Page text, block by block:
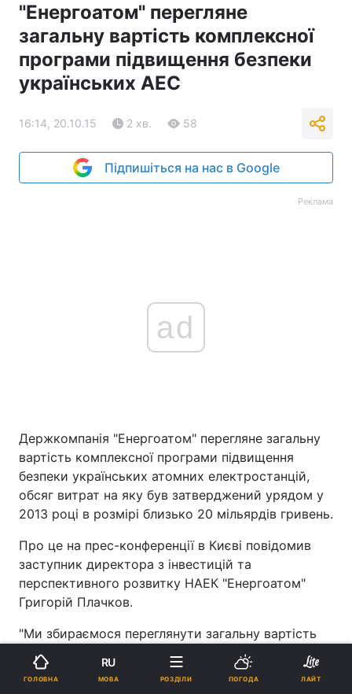
"Енергоатом" перегляне
загальну вартість комплексної
програми підвищення безпеки
українських АЕС
16:14, 20.10.15 2 хв. 58
Підпишіться на нас в Google
Реклама
ad
Держкомпанія "Енергоатом" перегляне загальну
вартість комплексної програми підвищення
безпеки українських атомних електростанцій,
обсяг витрат на яку був затверджений урядом у
2013 році в розмірі близько 20 мільярдів гривень.
Про це на прес-конференції в Києві повідомив
заступник директора з інвестицій та
перспективного розвитку НАЕК "Енергоатом"
Григорій Плачков.
"Ми збираємося переглянути загальну вартість
комплексної програми підвищення безпеки", -
сказав Плачков.
ГОЛОВНА
RU
МОВА РОЗДІЛИ ПОГОДА ЛАЙТ